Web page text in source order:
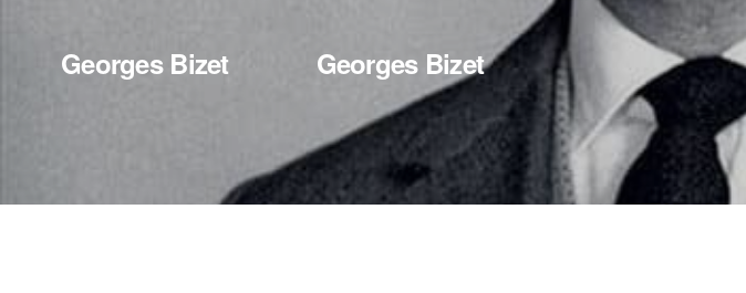
Georges Bizet Georges Bizet